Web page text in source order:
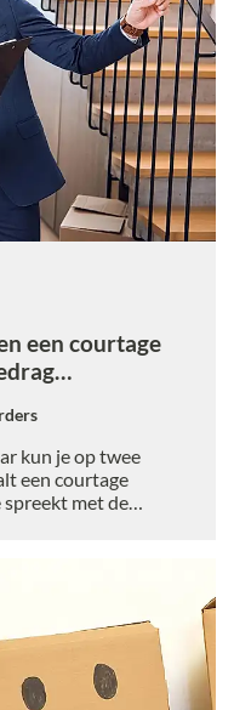
een courtage
kun je op twee
een courtage
met de